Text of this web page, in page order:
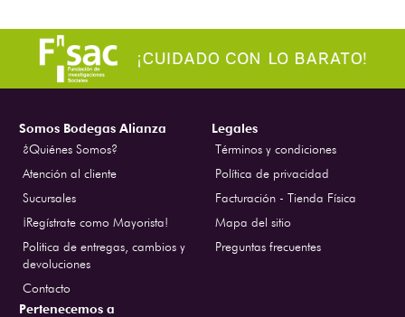
Somos Bodegas Alianza
¿Quiénes Somos?
Atención al cliente
Sucursales
¡Regístrate como Mayorista!
Politica de entregas, cambios y
devoluciones
Contacto
Legales
Términos y condiciones
Política de privacidad
Facturación - Tienda Física
Mapa del sitio
Preguntas frecuentes
Pertenecemos a